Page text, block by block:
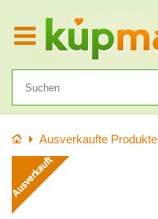
StartseiteAusverkaufte Produkte